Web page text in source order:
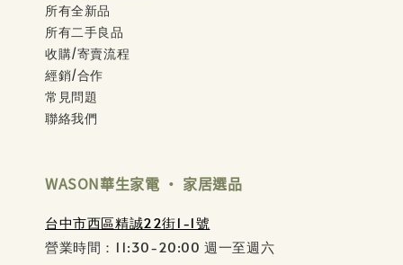
所有全新品
所有二手良品
收購/寄賣流程
經銷/合作
常見問題
聯絡我們
WASON華生家電 ‧ 家居選品
台中市西區精誠22街1-1號
營業時間：11:30-20:00 週一至週六